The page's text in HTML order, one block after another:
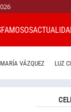
FAMOSOS
MARÍA VÁZQUEZ LUZ